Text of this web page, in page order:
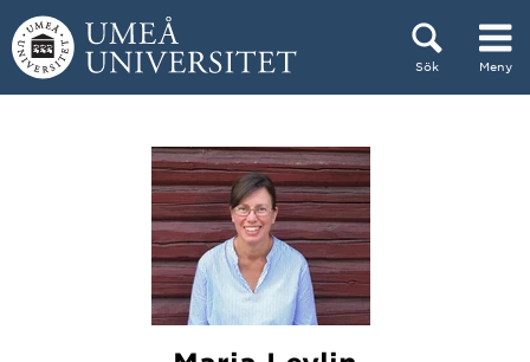
Hoppa direkt till innehållet
Sök Meny